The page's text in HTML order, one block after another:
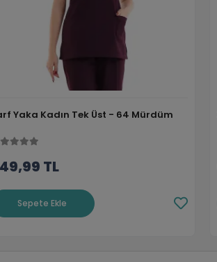
Yaka Kadın Tek Üst - 64 Mürdüm
TL
Sepete Ekle